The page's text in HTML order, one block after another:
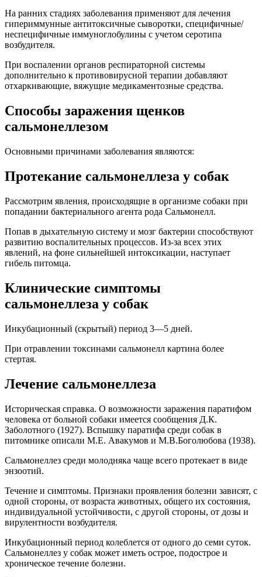
На ранних стадиях заболевания применяют для лечения
гипериммунные антитоксичные сыворотки, специфичные/
неспецифичные иммуноглобулины с учетом серотипа
возбудителя.
При воспалении органов респираторной системы
дополнительно к противовирусной терапии добавляют
отхаркивающие, вяжущие медикаментозные средства.
Способы заражения щенков
сальмонеллезом
Основными причинами заболевания являются:
Протекание сальмонеллеза у собак
Рассмотрим явления, происходящие в организме собаки при
попадании бактериального агента рода Сальмонелл.
Попав в дыхательную систему и мозг бактерии способствуют
развитию воспалительных процессов. Из-за всех этих
явлений, на фоне сильнейшей интоксикации, наступает
гибель питомца.
Клинические симптомы
cальмонеллеза у собак
Инкубационный (скрытый) период 3—5 дней.
При отравлении токсинами сальмонелл картина более
стертая.
Лечение сальмонеллеза
Историческая справка. О возможности заражения паратифом
человека от больной собаки имеется сообщения Д.К.
Заболотного (1927). Вспышку паратифа среди собак в
питомнике описали М.Е. Авакумов и М.В.Боголюбова (1938).
Сальмонеллез среди молодняка чаще всего протекает в виде
энзоотий.
Течение и симптомы. Признаки проявления болезни зависят, с
одной стороны, от возраста животных, общего их состояния,
индивидуальной устойчивости, с другой стороны, от дозы и
вирулентности возбудителя.
Инкубационный период колеблется от одного до семи суток.
Сальмонеллез у собак может иметь острое, подострое и
хроническое течение болезни.